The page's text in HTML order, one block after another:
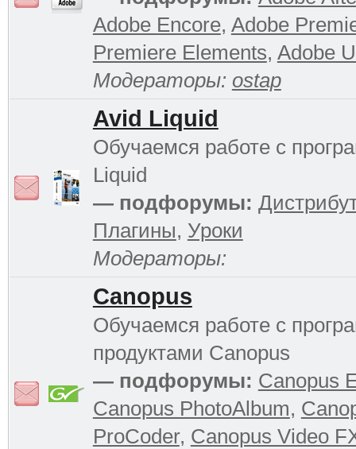
Adobe Encore, Adobe
Premiere Elements, Adobe
Модераторы: ostap
Avid Liquid
Обучаемся работе с
Liquid
— подфорумы:
Плагины, Уроки
Модераторы:
Canopus
Обучаемся работе с
продуктами Canopus
— подфорумы: Canopus
Canopus PhotoAlbum,
ProCoder, Canopus Video